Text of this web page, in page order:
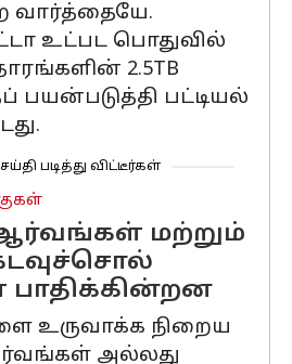
வார்த்தையே.
உட்பட பொதுவில்
2.5TB
பயன்படுத்தி பட்டியல்
படித்து விட்டீர்கள்
மற்றும்
பாதிக்கின்றன
உருவாக்க நிறைய
அல்லது